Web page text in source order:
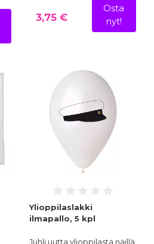
3,75 €
Osta
nyt!
Ylioppilaslakki
ilmapallo, 5 kpl
Juhli uutta ylioppilasta näillä